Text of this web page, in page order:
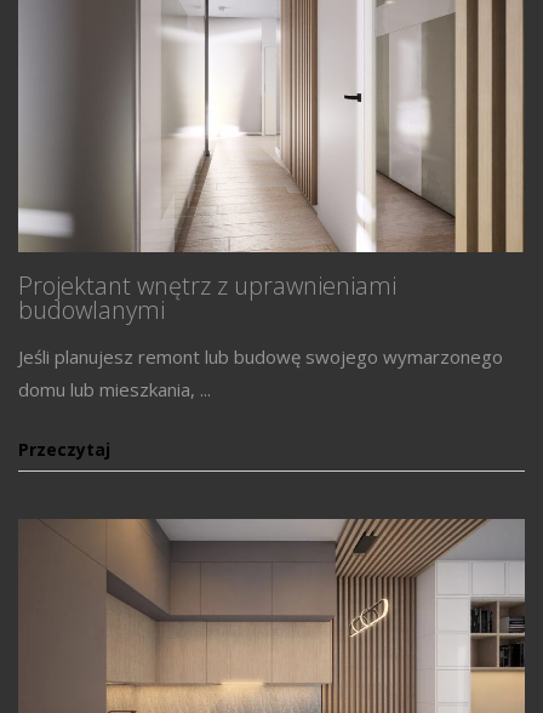
Projektant wnętrz z uprawnieniami
budowlanymi
Jeśli planujesz remont lub budowę swojego wymarzonego
domu lub mieszkania, ...
Przeczytaj